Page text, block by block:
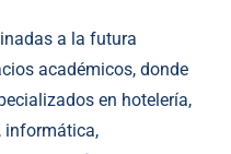
a la futura
académicos, donde
en hotelería,
informática,